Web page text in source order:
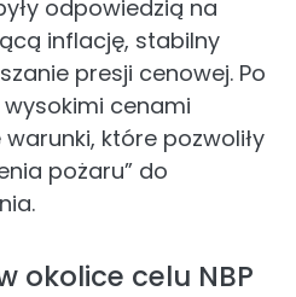
odpowiedzią na
inflację, stabilny
presji cenowej. Po
cenami
które pozwoliły
pożaru” do
okolice celu NBP